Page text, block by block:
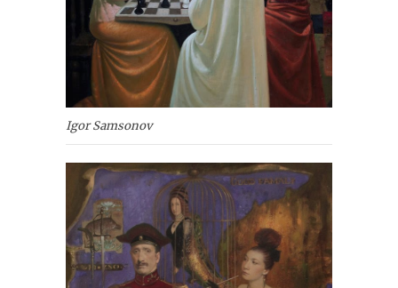
Igor Samsonov